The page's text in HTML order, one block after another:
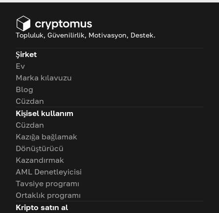
Topluluk, Güvenilirlik, Motivasyon, Destek.
Şirket
Ev
Marka kılavuzu
Blog
Cüzdan
Kişisel kullanım
Cüzdan
Kazığa bağlamak
Dönüştürücü
Kazandırmak
AML Denetleyicisi
Tavsiye programı
Ortaklık programı
Kripto satın al